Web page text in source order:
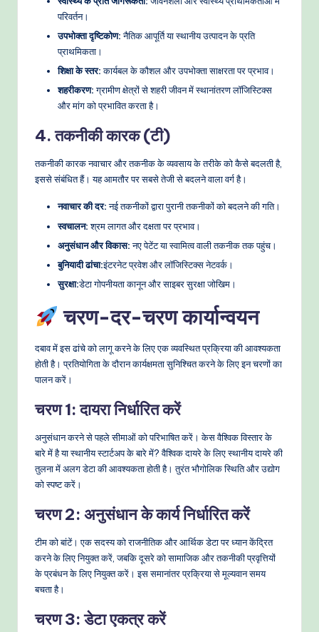
परिवर्तन।
उपभोक्ता दृष्टिकोण:नैतिक आपूर्ति या स्थानीय उत्पादन के प्रति
प्राथमिकता।
शिक्षा के स्तर:कार्यबल के कौशल और उपभोक्ता साक्षरता पर प्रभाव।
शहरीकरण:ग्रामीण क्षेत्रों से शहरी जीवन में स्थानांतरण लॉजिस्टिक्स
और मांग को प्रभावित करता है।
4. तकनीकी कारक (टी)
तकनीकी कारक नवाचार और तकनीक के व्यवसाय के तरीके को कैसे बदलती है,
इससे संबंधित हैं। यह आमतौर पर सबसे तेजी से बदलने वाला वर्ग है।
नवाचार की दर:नई तकनीकों द्वारा पुरानी तकनीकों को बदलने की गति।
स्वचालन:श्रम लागत और दक्षता पर प्रभाव।
अनुसंधान और विकास:नए पेटेंट या स्वामित्व वाली तकनीक तक पहुंच।
बुनियादी ढांचा:इंटरनेट प्रवेश और लॉजिस्टिक्स नेटवर्क।
सुरक्षा:डेटा गोपनीयता कानून और साइबर सुरक्षा जोखिम।
चरण-दर-चरण कार्यान्वयन
दबाव में इस ढांचे को लागू करने के लिए एक व्यवस्थित प्रक्रिया की आवश्यकता
होती है। प्रतियोगिता के दौरान कार्यक्षमता सुनिश्चित करने के लिए इन चरणों का
पालन करें।
चरण 1: दायरा निर्धारित करें
अनुसंधान करने से पहले सीमाओं को परिभाषित करें। केस वैश्विक विस्तार के
बारे में है या स्थानीय स्टार्टअप के बारे में? वैश्विक दायरे के लिए स्थानीय दायरे की
तुलना में अलग डेटा की आवश्यकता होती है। तुरंत भौगोलिक स्थिति और उद्योग
को स्पष्ट करें।
चरण 2: अनुसंधान के कार्य निर्धारित करें
टीम को बांटें। एक सदस्य को राजनीतिक और आर्थिक डेटा पर ध्यान केंद्रित
करने के लिए नियुक्त करें, जबकि दूसरे को सामाजिक और तकनीकी प्रवृत्तियों
के प्रबंधन के लिए नियुक्त करें। इस समानांतर प्रक्रिया से मूल्यवान समय
बचता है।
चरण 3: डेटा एकत्र करें